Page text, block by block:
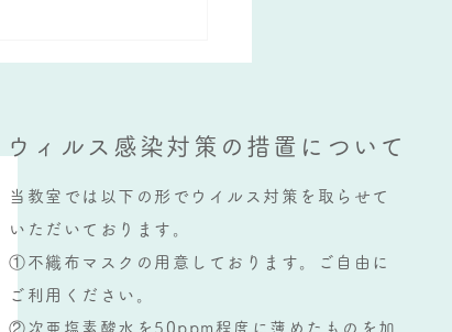
ウィルス感染対策の措置について
当教室では以下の形でウイルス対策を取らせて
いただいております。
①不織布マスクの用意しております。ご自由に
ご利用ください。
②次亜塩素酸水を50ppm程度に薄めたものを加